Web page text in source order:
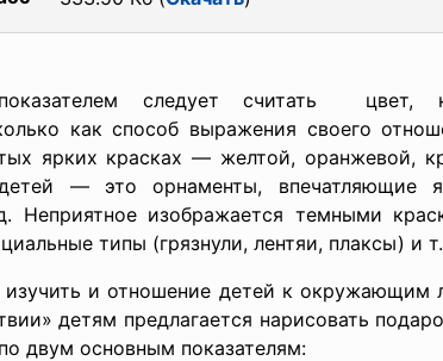
следует считать цвет,
как способ выражения своего
ярких красках — желтой, оранжевой,
— это орнаменты, впечатляющие
изображается темными
типы (грязнули, лентяи, плаксы) и
и отношение детей к окружающим
детям предлагается нарисовать
двум основным показателям: